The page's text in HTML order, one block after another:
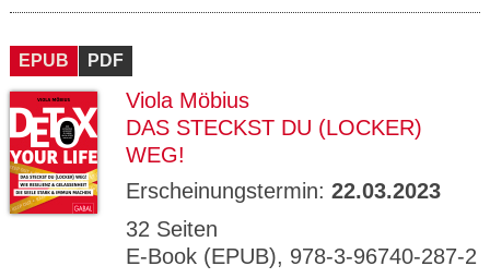
EPUB PDF
Viola Möbius
DAS STECKST DU (LOCKER)
WEG!
Erscheinungstermin: 22.03.2023
32 Seiten
E-Book (EPUB), 978-3-96740-287-2